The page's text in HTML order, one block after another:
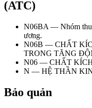
(ATC)
N06BA — Nhóm
ương.
N06B — CHẤT
TRONG TĂNG
N06 — CHẤT
N — HỆ THẦN
Bảo quản